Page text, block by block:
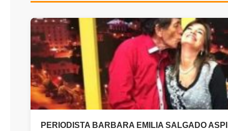
PERIODISTA BARBARA EMILIA SALGADO